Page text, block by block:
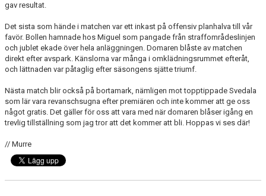
gav resultat.
Det sista som hände i matchen var ett inkast på offensiv planhalva till vår
favör. Bollen hamnade hos Miguel som pangade från straffområdeslinjen
och jublet ekade över hela anläggningen. Domaren blåste av matchen
direkt efter avspark. Känslorna var många i omklädningsrummet efteråt,
och lättnaden var påtaglig efter säsongens sjätte triumf.
Nästa match blir också på bortamark, nämligen mot topptippade Svedala
som lär vara revanschsugna efter premiären och inte kommer att ge oss
något gratis. Det gäller för oss att vara med när domaren blåser igång en
trevlig tillställning som jag tror att det kommer att bli. Hoppas vi ses där!
// Murre